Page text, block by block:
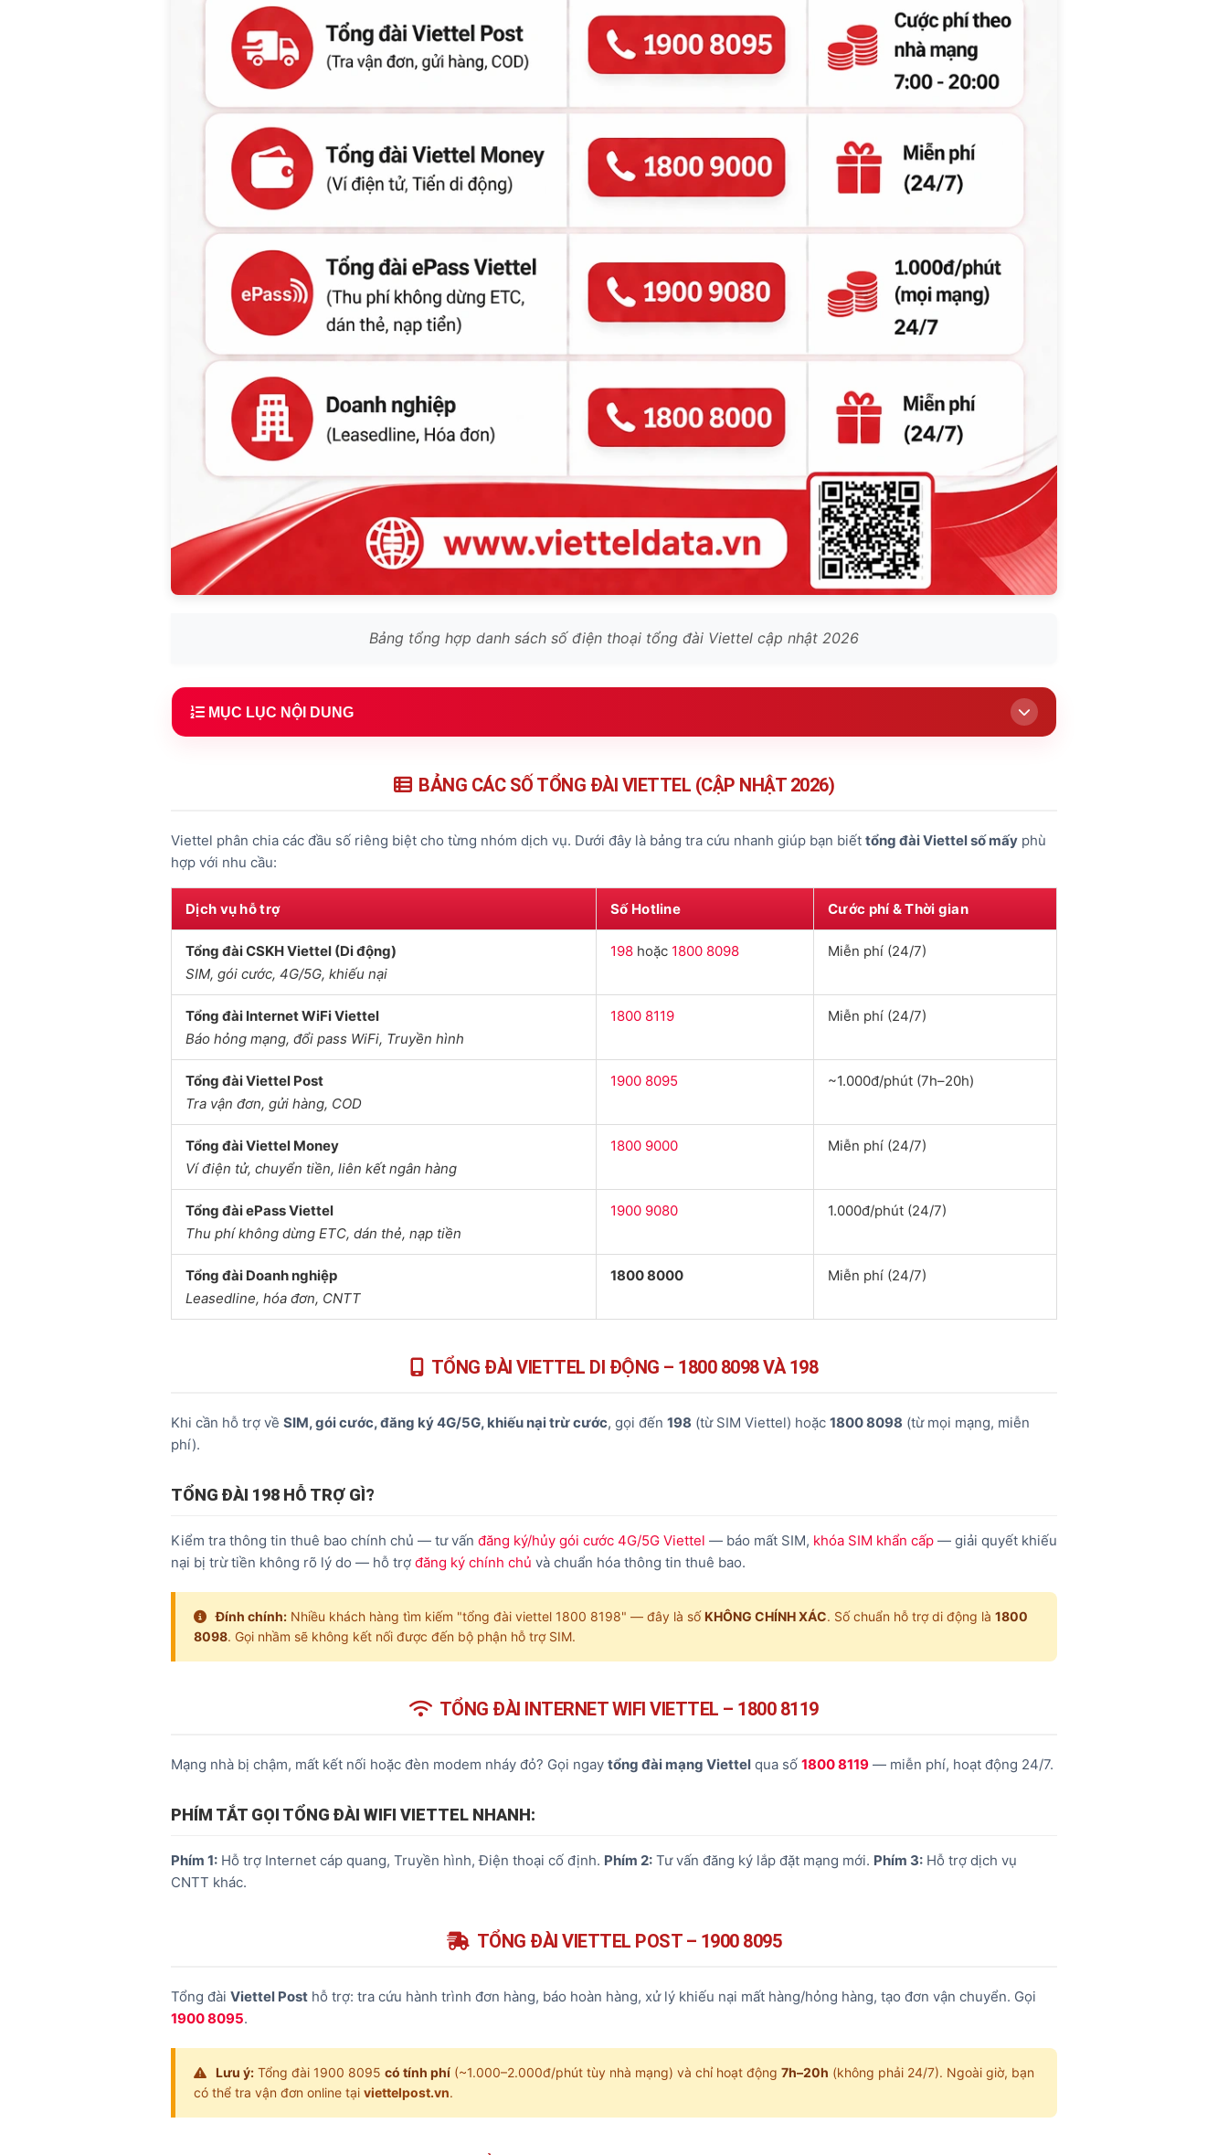
Bảng tổng hợp danh sách số điện thoại tổng đài Viettel cập nhật 2026
MỤC LỤC NỘI DUNG
Tổng đài Viettel Di động (1800 8098 / 198)
4. Tổng đài Viettel Post (1900 8095)
5. Tổng đài Viettel Money (1800 9000)
6. Tổng đài ePass Viettel (1900 9080)
7. Bí kíp gọi gặp nhân viên ngay
BẢNG CÁC SỐ TỔNG ĐÀI VIETTEL (CẬP NHẬT 2026)
Viettel phân chia các đầu số riêng biệt cho từng nhóm dịch vụ. Dưới đây là bảng tra cứu nhanh giúp bạn biết tổng đài Viettel số mấy phù
hợp với nhu cầu:
Dịch vụ hỗ trợ Số Hotline Cước phí & Thời gian
Tổng đài CSKH Viettel (Di động)
SIM, gói cước, 4G/5G, khiếu nại
198 hoặc 1800 8098 Miễn phí (24/7)
Tổng đài Internet WiFi Viettel
Báo hỏng mạng, đổi pass WiFi, Truyền hình
1800 8119 Miễn phí (24/7)
Tổng đài Viettel Post
Tra vận đơn, gửi hàng, COD
1900 8095 ~1.000đ/phút (7h–20h)
Tổng đài Viettel Money
Ví điện tử, chuyển tiền, liên kết ngân hàng
1800 9000 Miễn phí (24/7)
Tổng đài ePass Viettel
Thu phí không dừng ETC, dán thẻ, nạp tiền
1900 9080 1.000đ/phút (24/7)
Tổng đài Doanh nghiệp
Leasedline, hóa đơn, CNTT
1800 8000 Miễn phí (24/7)
TỔNG ĐÀI VIETTEL DI ĐỘNG – 1800 8098 VÀ 198
Khi cần hỗ trợ về SIM, gói cước, đăng ký 4G/5G, khiếu nại trừ cước, gọi đến 198 (từ SIM Viettel) hoặc 1800 8098 (từ mọi mạng, miễn
phí).
TỔNG ĐÀI 198 HỖ TRỢ GÌ?
Kiểm tra thông tin thuê bao chính chủ — tư vấn đăng ký/hủy gói cước 4G/5G Viettel — báo mất SIM, khóa SIM khẩn cấp — giải quyết khiếu
nại bị trừ tiền không rõ lý do — hỗ trợ đăng ký chính chủ và chuẩn hóa thông tin thuê bao.
Đính chính: Nhiều khách hàng tìm kiếm "tổng đài viettel 1800 8198" — đây là sốKHÔNG CHÍNH XÁC. Số chuẩn hỗ trợ di động là 1800
8098. Gọi nhầm sẽ không kết nối được đến bộ phận hỗ trợ SIM.
TỔNG ĐÀI INTERNET WIFI VIETTEL – 1800 8119
Mạng nhà bị chậm, mất kết nối hoặc đèn modem nháy đỏ? Gọi ngay tổng đài mạng Viettel qua số 1800 8119 — miễn phí, hoạt động 24/7.
PHÍM TẮT GỌI TỔNG ĐÀI WIFI VIETTEL NHANH:
Phím 1: Hỗ trợ Internet cáp quang, Truyền hình, Điện thoại cố định. Phím 2: Tư vấn đăng ký lắp đặt mạng mới. Phím 3: Hỗ trợ dịch vụ
CNTT khác.
TỔNG ĐÀI VIETTEL POST – 1900 8095
Tổng đài Viettel Post hỗ trợ: tra cứu hành trình đơn hàng, báo hoàn hàng, xử lý khiếu nại mất hàng/hỏng hàng, tạo đơn vận chuyển. Gọi
1900 8095.
Lưu ý: Tổng đài 1900 8095 có tính phí (~1.000–2.000đ/phút tùy nhà mạng) và chỉ hoạt động 7h–20h (không phải 24/7). Ngoài giờ, bạn
có thể tra vận đơn online tại viettelpost.vn.